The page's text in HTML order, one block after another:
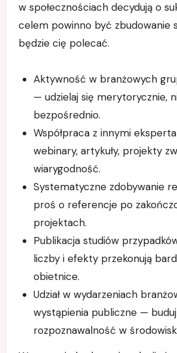
w społecznościach decydują o
celem powinno być zbudowanie
będzie cię polecać.
Aktywność w branżowych
— udzielaj się merytorycznie,
bezpośrednio.
Współpraca z innymi
webinary, artykuły, projekty
wiarygodność.
Systematyczne zdobywanie
proś o referencje po
projektach.
Publikacja studiów
liczby i efekty przekonują
obietnice.
Udział w wydarzeniach
wystąpienia publiczne — buduj
rozpoznawalność w